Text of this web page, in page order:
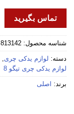
تماس بگیرید
شناسه محصول: 813142
دسته: لوازم یدکی چری,
لوازم یدکی چری تیگو 8
برند: اصلی